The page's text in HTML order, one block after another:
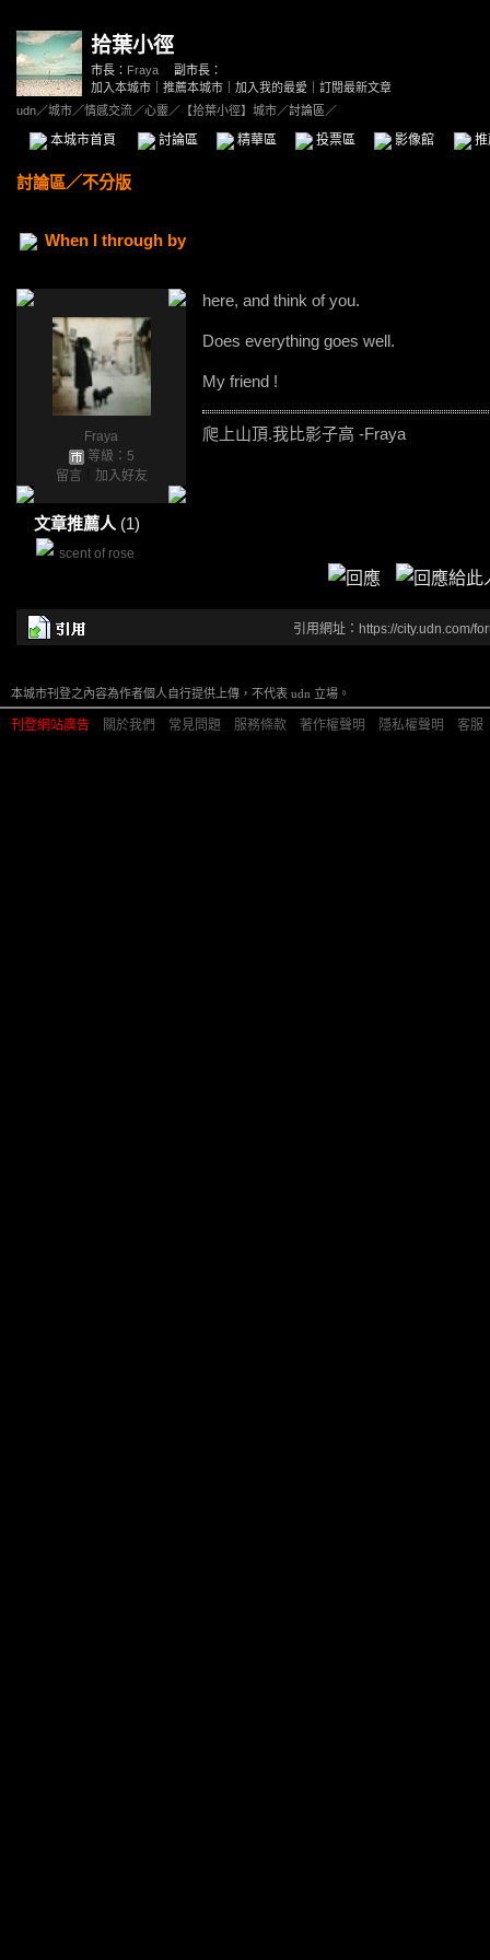
拾葉小徑
市長： Fraya
副市長：
加入本城市
推薦本城市 加入我的最愛
訂閱最新文章
udn／城市／情感交流／心靈／ 【拾葉小徑】城市／討論區／
本城市首頁 討論區 精華區 投票區 影像館
討論區／不分版
When I through by
Fraya
等級：5
留言
加入好友
文章推薦人 (1)
scent of rose
here, and think of you.
Does everything goes well.
My friend !
爬上山頂.我比影子高 -Fraya
引用網址：https://city.udn.com/
本城市刊登之內容為作者個人自行提供上傳，不代表 udn 立場。
刊登網站廣告 關於我們 常見問題 服務條款 著作權聲明 隱私權聲明 客服